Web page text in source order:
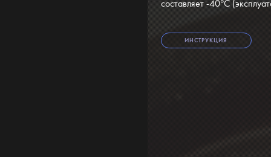
составляет -40°C
ИНСТРУКЦИЯ